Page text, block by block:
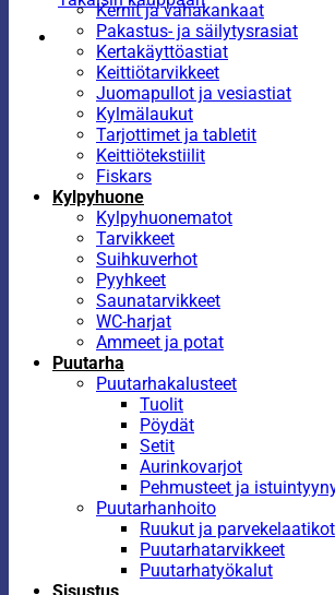
Kernit ja vahakankaat
Pakastus- ja säilytysrasiat
Kertakäyttöastiat
Keittiötarvikkeet
Juomapullot ja vesiastiat
Kylmälaukut
Tarjottimet ja tabletit
Keittiötekstiilit
Fiskars
Kylpyhuone
Kylpyhuonematot
Tarvikkeet
Suihkuverhot
Pyyhkeet
Saunatarvikkeet
WC-harjat
Ammeet ja potat
Puutarha
Puutarhakalusteet
Tuolit
Pöydät
Setit
Aurinkovarjot
Pehmusteet ja
Puutarhanhoito
Ruukut ja parvekelaatikot
Puutarhatarvikkeet
Puutarhatyökalut